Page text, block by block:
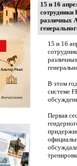
15 и 16
сотрудники
различных
15 и 16
В этом
системе
Первая